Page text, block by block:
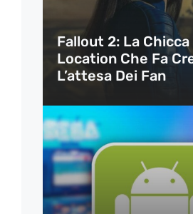
Fallout 2: La Chicca
Location Che Fa
L’attesa Dei Fan